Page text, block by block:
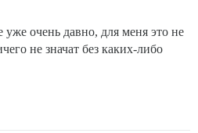
уже очень давно, для меня это не
не значат без каких-либо